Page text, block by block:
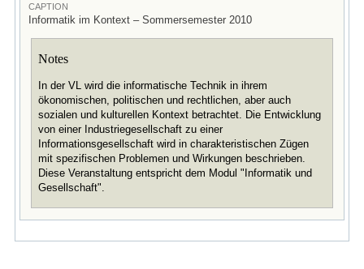
CAPTION
Informatik im Kontext – Sommersemester 2010
Notes
In der VL wird die informatische Technik in ihrem
ökonomischen, politischen und rechtlichen, aber auch
sozialen und kulturellen Kontext betrachtet. Die Entwicklung
von einer Industriegesellschaft zu einer
Informationsgesellschaft wird in charakteristischen Zügen
mit spezifischen Problemen und Wirkungen beschrieben.
Diese Veranstaltung entspricht dem Modul "Informatik und
Gesellschaft".